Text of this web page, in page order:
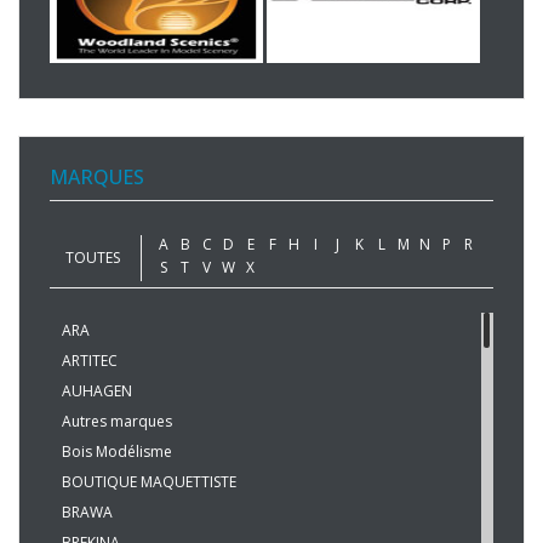
MARQUES
TOUTES
A B C D E F H I J K L M N P
R
S
T V W X
ARA
ARTITEC
AUHAGEN
Autres marques
Bois Modélisme
BOUTIQUE MAQUETTISTE
BRAWA